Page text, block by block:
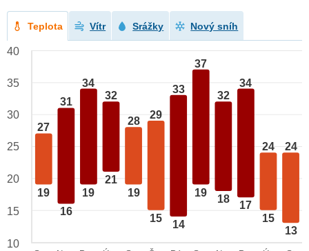
Teplota Vítr Srážky Nový sníh
27
19
31
16
34
19
32
21
28
19
29
15
33
14
37
19
32
18
34
17
24
15
24
13
40
35
30
25
20
15
10